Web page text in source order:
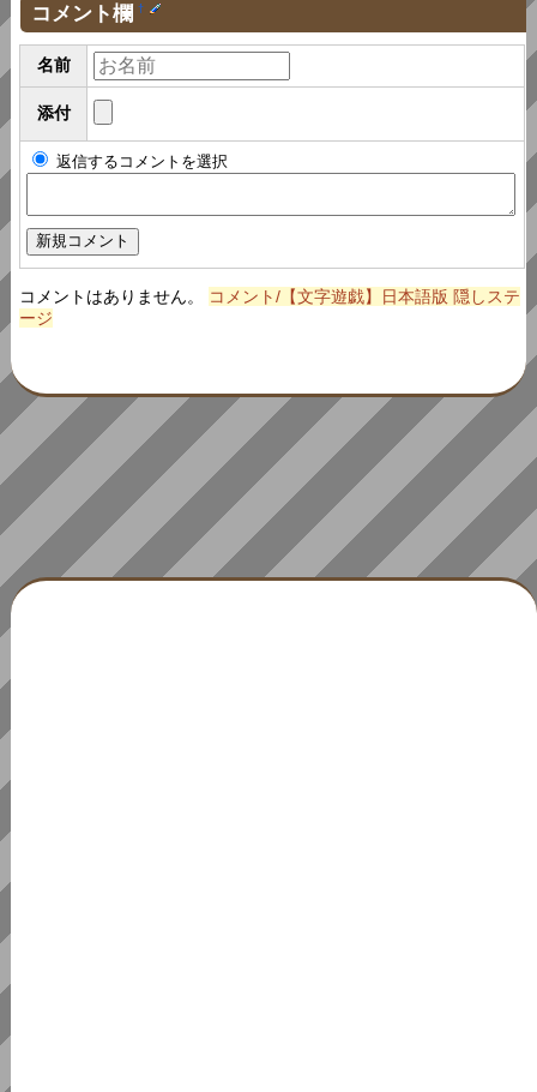
コメント欄 †
名前
添付
返信するコメントを選択
コメントはありません。
コメント/【文字遊戯】日本語版 隠しステ
ージ